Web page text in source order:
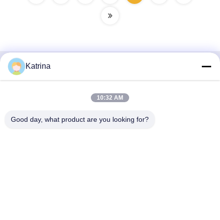
Snel contact
industriële haven, nr.117, Nansan Road, economische
Katrina
10:32 AM
Good day, what product are you looking for?